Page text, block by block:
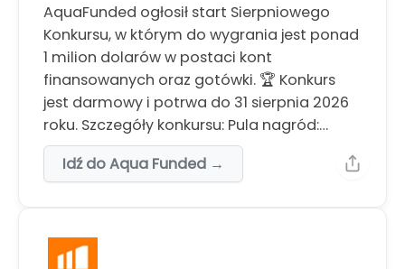
AquaFunded ogłosił start Sierpniowego
Konkursu, w którym do wygrania jest ponad
1 milion dolarów w postaci kont
finansowanych oraz gotówki. 🏆 Konkurs
jest darmowy i potrwa do 31 sierpnia 2026
roku. Szczegóły konkursu: Pula nagród:…
Idź do Aqua Funded →